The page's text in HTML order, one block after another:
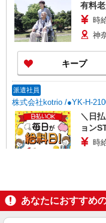
有料
時
神
キープ
派遣社員
株式会社kotrio /●YK-H-
＼日
ョン
時
通費
横
キープ
あなたにおすすめ